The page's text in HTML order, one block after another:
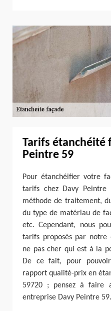
Tarifs étanchéité
Peintre 59
Pour étanchéifier votre
tarifs chez Davy
méthode de traitement,
du type de matériau de
etc. Cependant, nous
tarifs proposés par notre
ne pas cher qui est à la
De ce fait, pour
rapport qualité-prix en
59720 ; pensez à faire
entreprise Davy Peintre 59.